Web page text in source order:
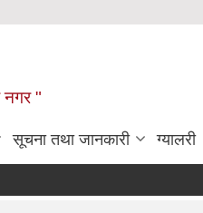
नगर "
सूचना तथा जानकारी ग्यालरी